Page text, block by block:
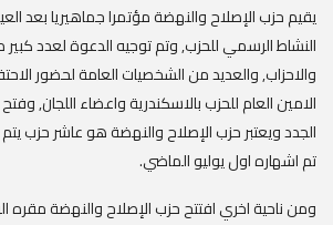
يقيم حزب الإصلاح والنهضة مؤتمرا جماهيريا بعد
النشاط الرسمي للحزب‏,‏ وتم توجيه الدعوة لعدد
والاحزاب‏,‏ والعديد من الشخصيات العامة لحضور
الامين العام للحزب بالاسكندرية واعضاء اللجان,
الجدد ويعتبر حزب الإصلاح والنهضة هو عاشر حزب
تم اشهاره اول يوليو الماضي.
ومن ناحية اخري افتتح حزب الإصلاح والنهضة مقره